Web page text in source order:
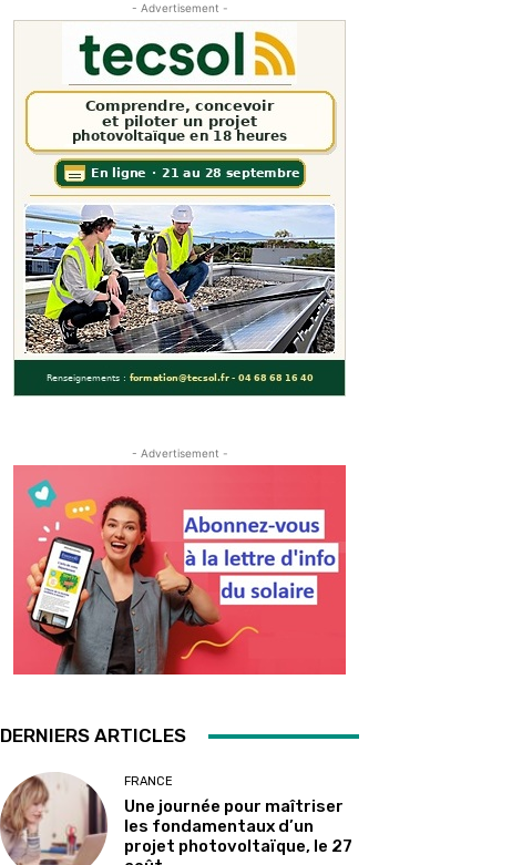
- Advertisement -
- Advertisement -
DERNIERS ARTICLES
FRANCE
Une journée pour maîtriser
les fondamentaux d’un
projet photovoltaïque, le 27